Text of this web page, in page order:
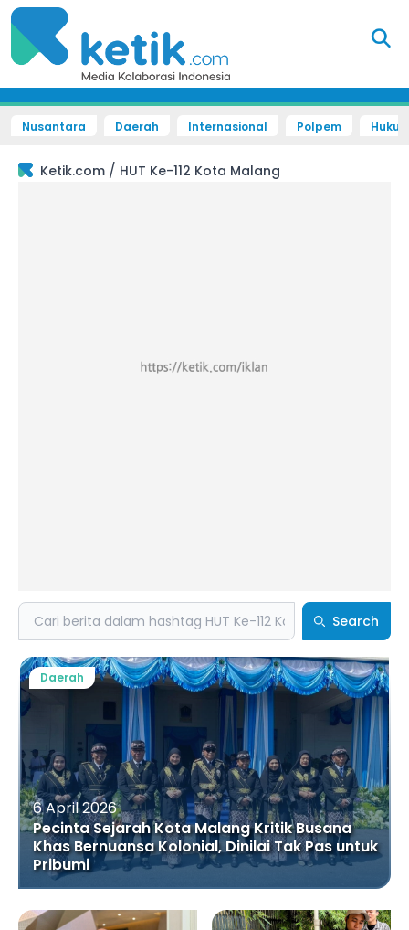
Nusantara Daerah Internasional Polpem
Ketik.com / HUT Ke-112 Kota Malang
Search Search
6 April 2026
Pecinta Sejarah Kota Malang Kritik Busana
Khas Bernuansa Kolonial, Dinilai Tak Pas untuk
Pribumi
Daerah